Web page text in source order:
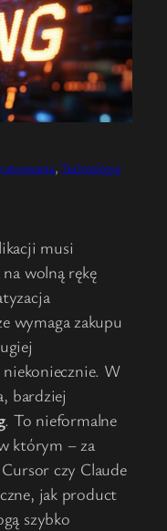
, Technologia
musi
wolną rękę
wymaga zakupu
W
bardziej
. To nieformalne
którym – za
czy Claude
jak product
szybko